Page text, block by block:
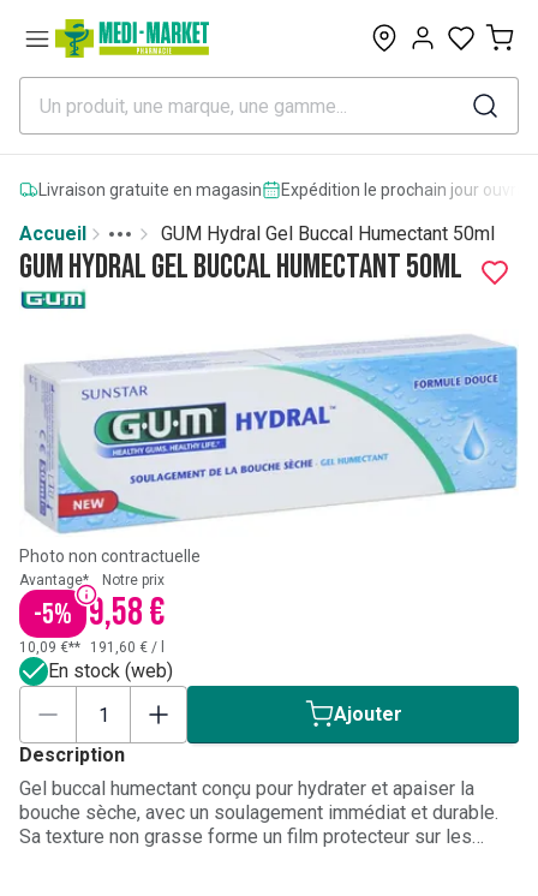
0
Livraison gratuite en magasin Expédition le prochain jour
Accueil
More
Toggle menu
GUM Hydral Gel Buccal Humectant 50ml
GUM Hydral Gel Buccal Humectant 50ml
Photo non contractuelle
Avantage*
-5%
Notre prix
9,58 €
10,09 €** 191,60 € /
En stock (web)
Ajouter
Description
Gel buccal humectant conçu pour hydrater et apaiser la
bouche sèche, avec un soulagement immédiat et durable.
Sa texture non grasse forme un film protecteur sur les